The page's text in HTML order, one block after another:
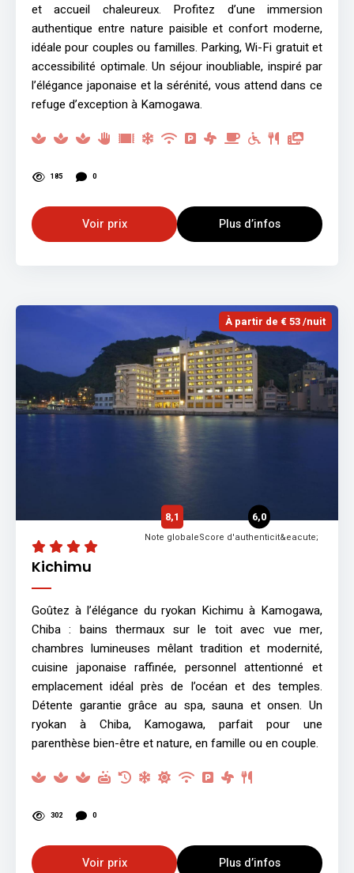
et accueil chaleureux. Profitez d’une immersion
authentique entre nature paisible et confort moderne,
idéale pour couples ou familles. Parking, Wi-Fi gratuit et
accessibilité optimale. Un séjour inoubliable, inspiré par
l’élégance japonaise et la sérénité, vous attend dans ce
refuge d’exception à Kamogawa.
185 0
Voir prix Plus d’infos
À partir de € 53 /nuit
Kichimu
8,1
Note globale
6,0
Score d'authenticit&eacute;
Goûtez à l’élégance du ryokan Kichimu à Kamogawa,
Chiba : bains thermaux sur le toit avec vue mer,
chambres lumineuses mêlant tradition et modernité,
cuisine japonaise raffinée, personnel attentionné et
emplacement idéal près de l’océan et des temples.
Détente garantie grâce au spa, sauna et onsen. Un
ryokan à Chiba, Kamogawa, parfait pour une
parenthèse bien-être et nature, en famille ou en couple.
302 0
Voir prix Plus d’infos